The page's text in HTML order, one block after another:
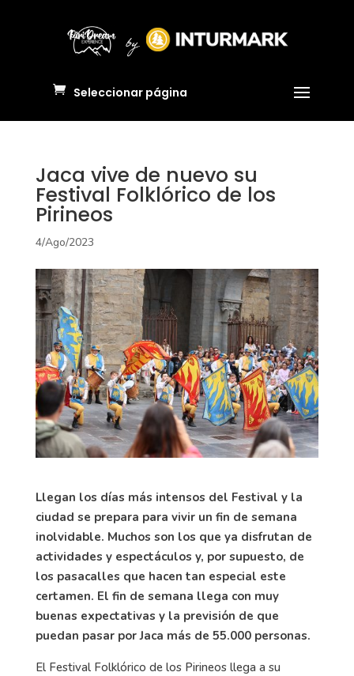
Seleccionar página
Jaca vive de nuevo su
Festival Folklórico de los
Pirineos
4/Ago/2023
Llegan los días más intensos del Festival y la
ciudad se prepara para vivir un fin de semana
inolvidable. Muchos son los que ya disfrutan de
actividades y espectáculos y, por supuesto, de
los pasacalles que hacen tan especial este
certamen. El fin de semana llega con muy
buenas expectativas y la previsión de que
puedan pasar por Jaca más de 55.000 personas.
El Festival Folklórico de los Pirineos llega a su